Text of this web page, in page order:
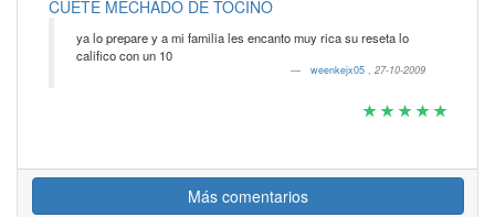
CUETE MECHADO DE TOCINO
ya lo prepare y a mi familia les encanto muy rica su reseta lo
califico con un 10
weenkejx05 , 27-10-2009
Más comentarios